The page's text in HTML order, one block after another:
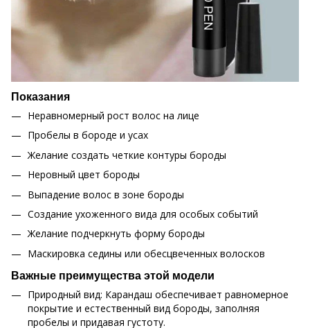
Показания
Неравномерный рост волос на лице
Пробелы в бороде и усах
Желание создать четкие контуры бороды
Неровный цвет бороды
Выпадение волос в зоне бороды
Создание ухоженного вида для особых событий
Желание подчеркнуть форму бороды
Маскировка седины или обесцвеченных волосков
Важные преимущества этой модели
Природный вид: Карандаш обеспечивает равномерное
покрытие и естественный вид бороды, заполняя
пробелы и придавая густоту.